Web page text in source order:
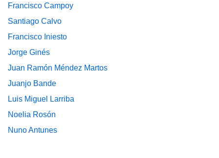
Francisco Campoy
Santiago Calvo
Francisco Iniesto
Jorge Ginés
Juan Ramón Méndez Martos
Juanjo Bande
Luis Miguel Larriba
Noelia Rosón
Nuno Antunes